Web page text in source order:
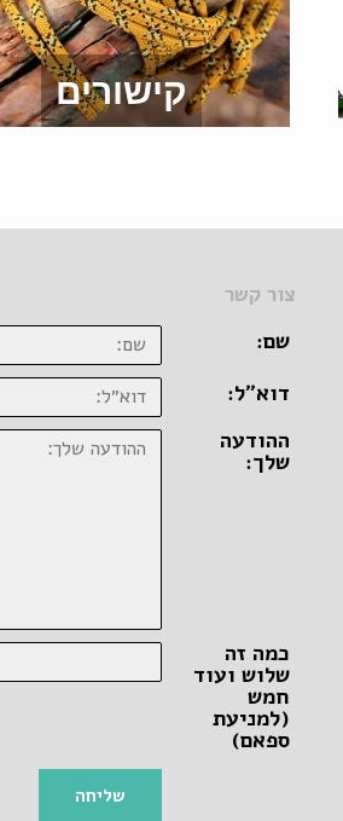
קישורים
צור קשר
שם:
דוא״ל:
ההודעה
שלך:
כמה זה
שלוש ועוד
חמש
(למניעת
ספאם)
שליחה